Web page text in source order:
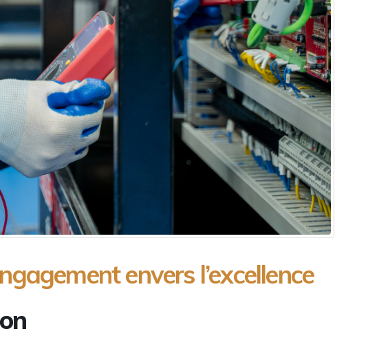
envers l’excellence